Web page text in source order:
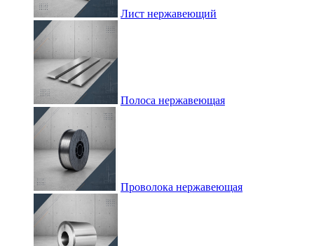
Лист нержавеющий
Полоса нержавеющая
Проволока нержавеющая